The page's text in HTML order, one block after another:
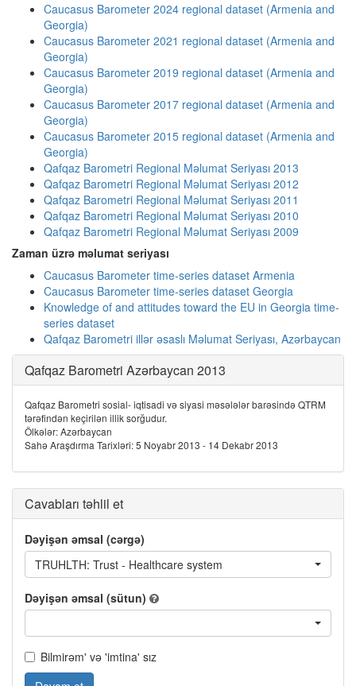
Caucasus Barometer 2024 regional dataset (Armenia and
Georgia)
Caucasus Barometer 2021 regional dataset (Armenia and
Georgia)
Caucasus Barometer 2019 regional dataset (Armenia and
Georgia)
Caucasus Barometer 2017 regional dataset (Armenia and
Georgia)
Caucasus Barometer 2015 regional dataset (Armenia and
Georgia)
Qafqaz Barometri Regional Məlumat Seriyası 2013
Qafqaz Barometri Regional Məlumat Seriyası 2012
Qafqaz Barometri Regional Məlumat Seriyası 2011
Qafqaz Barometri Regional Məlumat Seriyası 2010
Qafqaz Barometri Regional Məlumat Seriyası 2009
Zaman üzrə məlumat seriyası
Caucasus Barometer time-series dataset Armenia
Caucasus Barometer time-series dataset Georgia
Knowledge of and attitudes toward the EU in Georgia time-
series dataset
Qafqaz Barometri illər əsaslı Məlumat Seriyası, Azərbaycan
Qafqaz Barometri Azərbaycan 2013
Qafqaz Barometri sosial- iqtisadi və siyasi məsələlər barəsində QTRM
tərəfindən keçirilən illik sorğudur.
Ölkələr: Azərbaycan
Sahə Araşdırma Tarixləri: 5 Noyabr 2013 - 14 Dekabr 2013
Cavabları təhlil et
Dəyişən əmsal (cərgə)
TRUHLTH: Trust - Healthcare system
Dəyişən əmsal (sütun)
Bilmirəm' və 'imtina' sız